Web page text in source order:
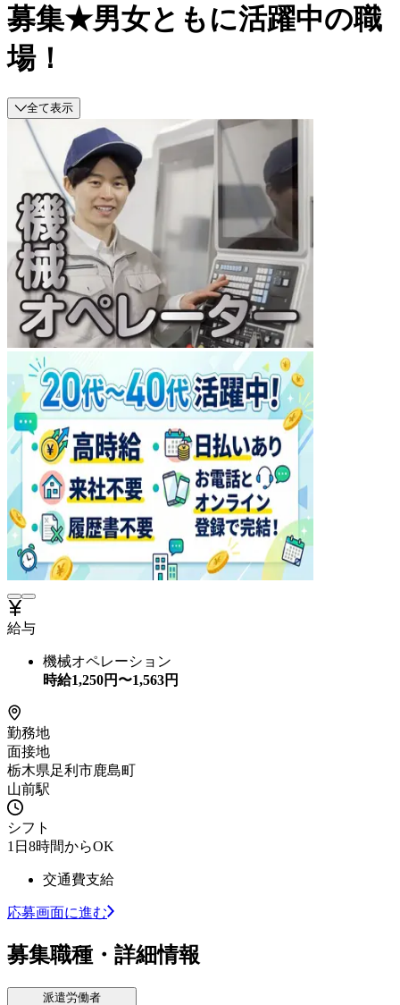
募集★男女ともに活躍中の職
場！
全て表示
給与
機械オペレーション
時給1,250円〜1,563円
勤務地
面接地
栃木県足利市鹿島町
山前駅
シフト
1日8時間からOK
交通費支給
応募画面に進む
募集職種・詳細情報
派遣労働者